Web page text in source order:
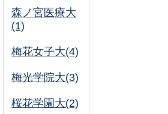
森ノ宮医療大
(1)
梅花女子大(4)
梅光学院大(3)
桜花学園大(2)